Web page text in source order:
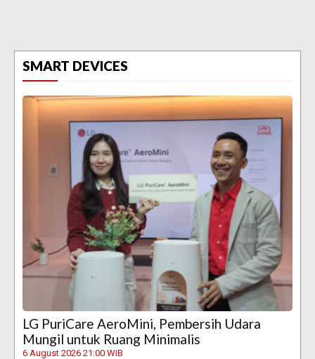
SMART DEVICES
LG PuriCare AeroMini, Pembersih Udara
Mungil untuk Ruang Minimalis
6 August 2026 21:00 WIB